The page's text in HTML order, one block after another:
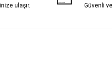
ulaşır. Güvenli